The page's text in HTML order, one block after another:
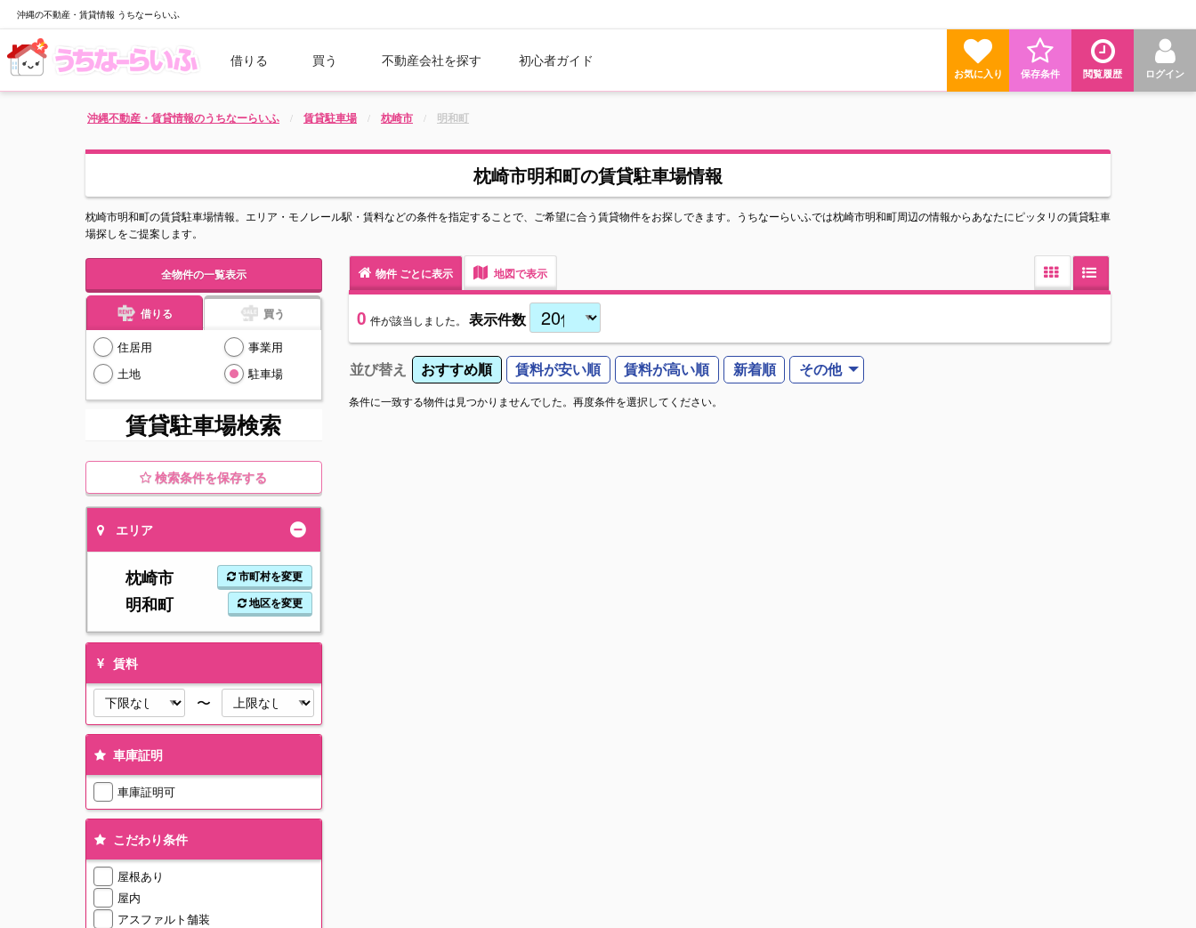
沖縄の不動産・賃貸情報 うちなーらいふ
借りる 買う 不動産会社を探す 初心者ガイド
ログイン
閲覧履歴
保存条件
お気に入り
沖縄不動産・賃貸情報のうちなーらいふ 賃貸駐車場 枕崎市 明和町
枕崎市明和町の賃貸駐車場情報
枕崎市明和町の賃貸駐車場情報。エリア・モノレール駅・賃料などの条件を指定することで、ご希望に合う賃貸物件をお探しできます。うちなーらいふでは枕崎市明和町周辺の情報からあなたにピッタリの賃貸駐車
場探しをご提案します。
全物件の一覧表示
借りる 買う
住居用
事業用
土地
駐車場
賃貸駐車場検索
検索条件を保存する
エリア
枕崎市 市町村を変更
明和町 地区を変更
賃料
〜
車庫証明
車庫証明可
こだわり条件
屋根あり
屋内
アスファルト舗装
物件ごとに表示 地図で表示
0 件が該当しました。 表示件数
並び替え おすすめ順 賃料が安い順 賃料が高い順 新着順 その他
条件に一致する物件は見つかりませんでした。再度条件を選択してください。